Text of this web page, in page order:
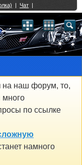
на наш форум, то,
много
по ссылке
намного
vBSSO
21 22 23 24 25 26
39 40 41 42 43